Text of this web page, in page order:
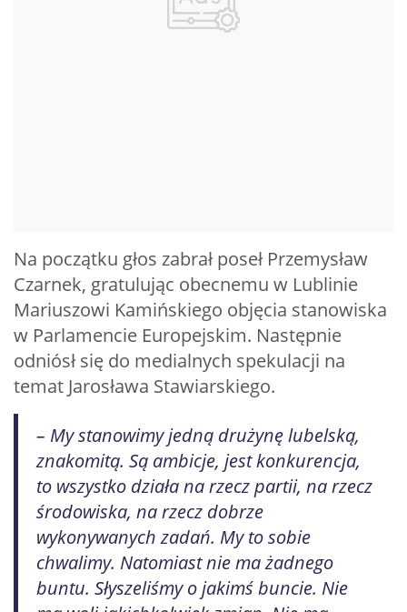
Na początku głos zabrał poseł Przemysław
Czarnek, gratulując obecnemu w Lublinie
Mariuszowi Kamińskiego objęcia stanowiska
w Parlamencie Europejskim. Następnie
odniósł się do medialnych spekulacji na
temat Jarosława Stawiarskiego.
– My stanowimy jedną drużynę lubelską,
znakomitą. Są ambicje, jest konkurencja,
to wszystko działa na rzecz partii, na rzecz
środowiska, na rzecz dobrze
wykonywanych zadań. My to sobie
chwalimy. Natomiast nie ma żadnego
buntu. Słyszeliśmy o jakimś buncie. Nie